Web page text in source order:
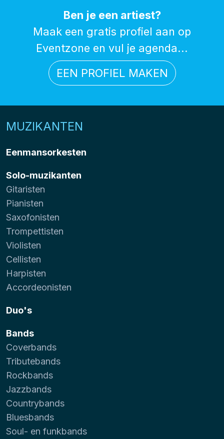
Ben je een artiest?
Maak een gratis profiel aan op
Eventzone en vul je agenda...
EEN PROFIEL MAKEN
MUZIKANTEN
Eenmansorkesten
Solo-muzikanten
Gitaristen
Pianisten
Saxofonisten
Trompettisten
Violisten
Cellisten
Harpisten
Accordeonisten
Duo's
Bands
Coverbands
Tributebands
Rockbands
Jazzbands
Countrybands
Bluesbands
Soul- en funkbands